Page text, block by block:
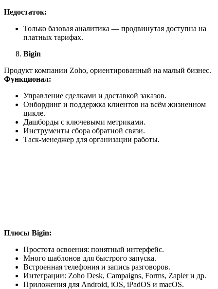
Недостаток:
Только базовая аналитика — продвинутая доступна на
платных тарифах.
Bigin
Продукт компании Zoho, ориентированный на малый бизнес.
Функционал:
Управление сделками и доставкой заказов.
Онбординг и поддержка клиентов на всём жизненном
цикле.
Дашборды с ключевыми метриками.
Инструменты сбора обратной связи.
Таск-менеджер для организации работы.
Плюсы Bigin:
Простота освоения: понятный интерфейс.
Много шаблонов для быстрого запуска.
Встроенная телефония и запись разговоров.
Интеграции: Zoho Desk, Campaigns, Forms, Zapier и др.
Приложения для Android, iOS, iPadOS и macOS.